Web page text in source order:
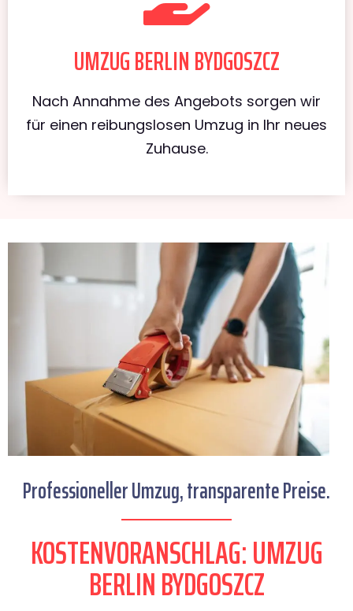
UMZUG BERLIN BYDGOSZCZ
Nach Annahme des Angebots sorgen wir
für einen reibungslosen Umzug in Ihr neues
Zuhause.
Professioneller Umzug, transparente Preise.
KOSTENVORANSCHLAG: UMZUG
BERLIN BYDGOSZCZ